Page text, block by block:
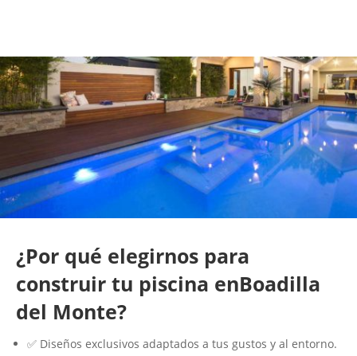
¿Por qué elegirnos para
construir tu piscina enBoadilla
del Monte?
✅ Diseños exclusivos adaptados a tus gustos y al entorno.